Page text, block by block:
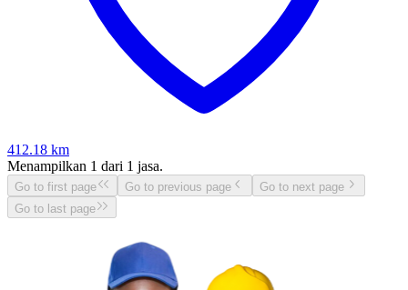
412.18 km
Menampilkan 1 dari 1 jasa.
Go to first page Go to previous page
Go to next page
Go to last page